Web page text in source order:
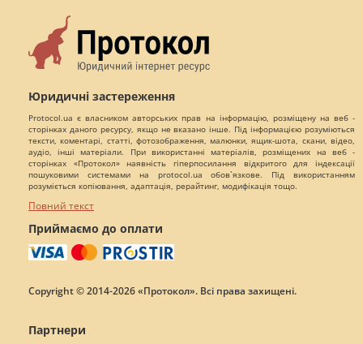
Юридичні застереження
Protocol.ua є власником авторських прав на інформацію, розміщену на веб -
сторінках даного ресурсу, якщо не вказано інше. Під інформацією розуміються
тексти, коментарі, статті, фотозображення, малюнки, ящик-шота, скани, відео,
аудіо, інші матеріали. При використанні матеріалів, розміщених на веб -
сторінках «Протокол» наявність гіперпосилання відкритого для індексації
пошуковими системами на protocol.ua обов`язкове. Під використанням
розуміється копіювання, адаптація, рерайтинг, модифікація тощо.
Повний текст
Приймаємо до оплати
Copyright © 2014-2026 «Протокол». Всі права захищені.
Партнери